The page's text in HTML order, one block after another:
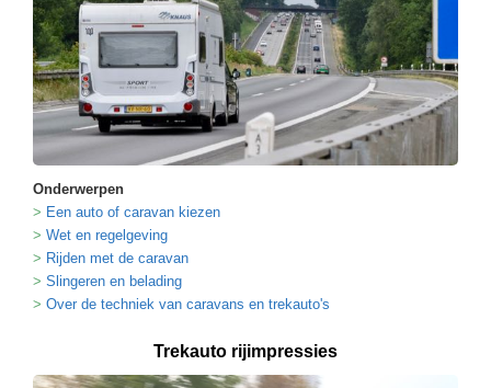
Onderwerpen
Een auto of caravan kiezen
Wet en regelgeving
Rijden met de caravan
Slingeren en belading
Over de techniek van caravans en trekauto's
Trekauto rijimpressies